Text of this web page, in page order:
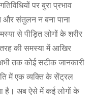
पर बुरा प्रभाव
और संतुलन न बना पाना
से पीड़ित लोगों के शरीर
की समस्या में आखिर
तक कोई सटीक जानकारी
में एक व्यक्ति के सेंट्रल
है। अब ऐसे में कई लोगों के